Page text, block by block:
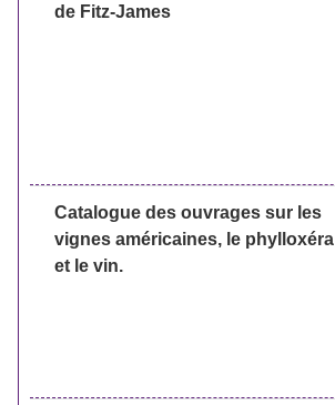
de Fitz-James
Catalogue des ouvrages sur les
vignes américaines, le phylloxéra
et le vin.